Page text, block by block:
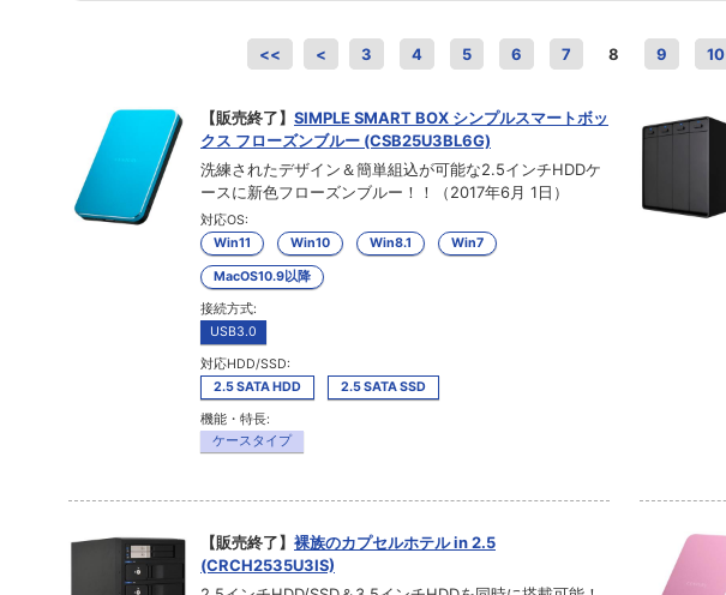
<< < 3 4 5 6 7 8 9 10
【販売終了】 SIMPLE SMART BOX シンプルスマートボッ
クス フローズンブルー (CSB25U3BL6G)
洗練されたデザイン＆簡単組込が可能な2.5インチHDDケ
ースに新色フローズンブルー！！（2017年6月 1日）
対応OS:
Win11
Win10 Win8.1 Win7
MacOS10.9以降
接続方式:
USB3.0
対応HDD/SSD:
2.5 SATA HDD
2.5 SATA SSD
機能・特長:
ケースタイプ
【販売終了】 裸族のカプセルホテル in 2.5
(CRCH2535U3IS)